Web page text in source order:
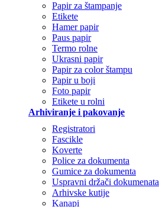
Papir za štampanje
Etikete
Hamer papir
Paus papir
Termo rolne
Ukrasni papir
Papir za color štampu
Papir u boji
Foto papir
Etikete u rolni
Arhiviranje i pakovanje
Registratori
Fascikle
Koverte
Police za dokumenta
Gumice za dokumenta
Uspravni držači dokumenata
Arhivske kutije
Kanapi